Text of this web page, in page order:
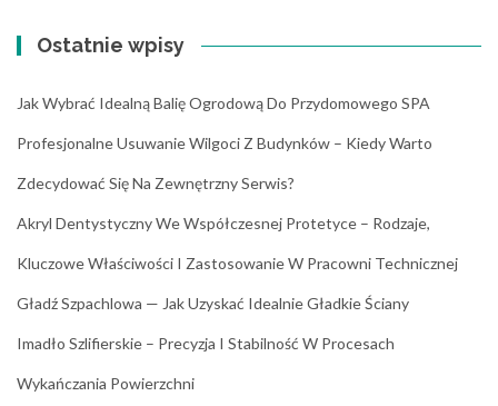
Ostatnie wpisy
Jak Wybrać Idealną Balię Ogrodową Do Przydomowego SPA
Profesjonalne Usuwanie Wilgoci Z Budynków – Kiedy Warto
Zdecydować Się Na Zewnętrzny Serwis?
Akryl Dentystyczny We Współczesnej Protetyce – Rodzaje,
Kluczowe Właściwości I Zastosowanie W Pracowni Technicznej
Gładź Szpachlowa — Jak Uzyskać Idealnie Gładkie Ściany
Imadło Szlifierskie – Precyzja I Stabilność W Procesach
Wykańczania Powierzchni